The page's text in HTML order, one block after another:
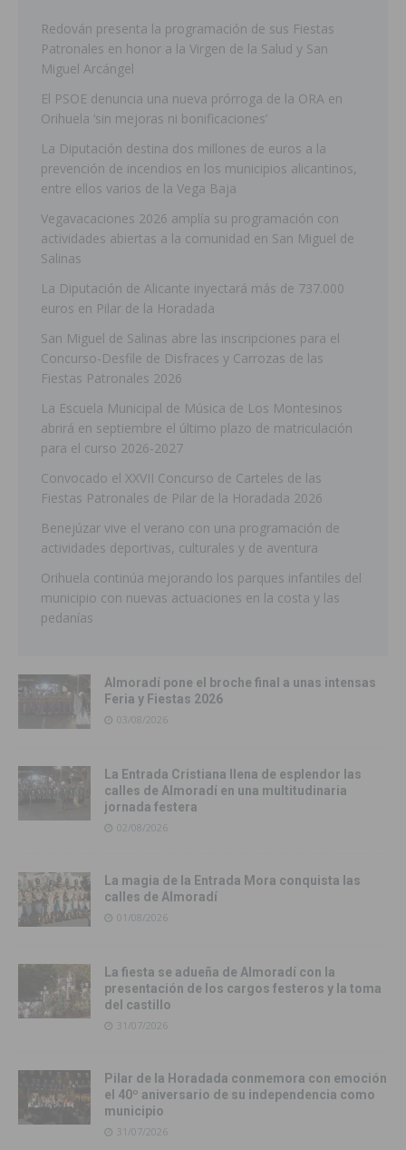
Redován presenta la programación de sus Fiestas
Patronales en honor a la Virgen de la Salud y San
Miguel Arcángel
El PSOE denuncia una nueva prórroga de la ORA en
Orihuela ‘sin mejoras ni bonificaciones’
La Diputación destina dos millones de euros a la
prevención de incendios en los municipios alicantinos,
entre ellos varios de la Vega Baja
Vegavacaciones 2026 amplía su programación con
actividades abiertas a la comunidad en San Miguel de
Salinas
La Diputación de Alicante inyectará más de 737.000
euros en Pilar de la Horadada
San Miguel de Salinas abre las inscripciones para el
Concurso-Desfile de Disfraces y Carrozas de las
Fiestas Patronales 2026
La Escuela Municipal de Música de Los Montesinos
abrirá en septiembre el último plazo de matriculación
para el curso 2026-2027
Convocado el XXVII Concurso de Carteles de las
Fiestas Patronales de Pilar de la Horadada 2026
Benejúzar vive el verano con una programación de
actividades deportivas, culturales y de aventura
Orihuela continúa mejorando los parques infantiles del
municipio con nuevas actuaciones en la costa y las
pedanías
Almoradí pone el broche final a unas intensas
Feria y Fiestas 2026
03/08/2026
La Entrada Cristiana llena de esplendor las
calles de Almoradí en una multitudinaria
jornada festera
02/08/2026
La magia de la Entrada Mora conquista las
calles de Almoradí
01/08/2026
La fiesta se adueña de Almoradí con la
presentación de los cargos festeros y la toma
del castillo
31/07/2026
Pilar de la Horadada conmemora con emoción
el 40º aniversario de su independencia como
municipio
31/07/2026